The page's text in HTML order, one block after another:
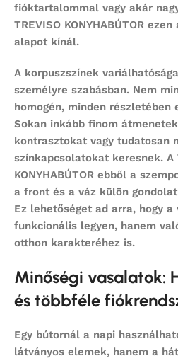
fióktartalommal vagy akár
TREVISO KONYHABÚTOR
alapot kínál.
A korpuszszínek
személyre szabásban. Nem
homogén, minden részletében
Sokan inkább finom
kontrasztokat vagy tudatosan
színkapcsolatokat keresnek. A
KONYHABÚTOR ebből a
a front és a váz külön
Ez lehetőséget ad arra, hogy a
funkcionális legyen, hanem
otthon karakteréhez is.
Minőségi vasalatok:
és többféle
Egy bútornál a napi
látványos elemek, hanem a